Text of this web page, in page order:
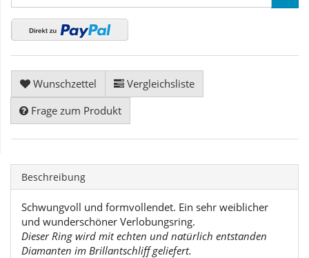
Wunschzettel
Vergleichsliste
Frage zum Produkt
Beschreibung
Schwungvoll und formvollendet. Ein sehr weiblicher
und wunderschöner Verlobungsring.
Dieser Ring wird mit echten und natürlich entstanden
Diamanten im Brillantschliff geliefert.